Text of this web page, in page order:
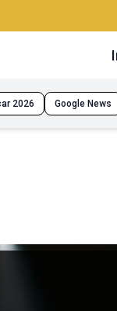
2026 Google News